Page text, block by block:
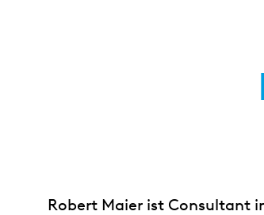
Robert Maier ist Consultant